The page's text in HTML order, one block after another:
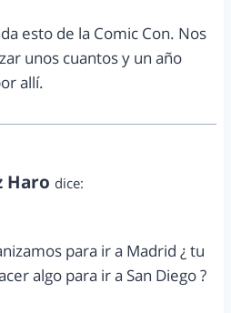
esto de la Comic Con. Nos
unos cuantos y un año
allí.
Haro dice:
para ir a Madrid ¿ tu
algo para ir a San Diego ?